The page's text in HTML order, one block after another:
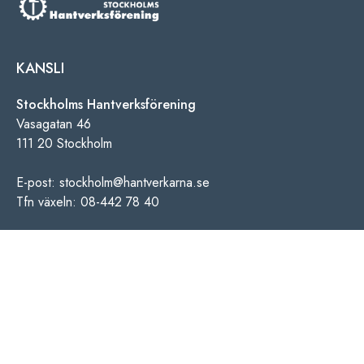
KANSLI
Stockholms Hantverksförening
Vasagatan 46
111 20 Stockholm
E-post: stockholm@hantverkarna.se
Tfn växeln: 08-442 78 40